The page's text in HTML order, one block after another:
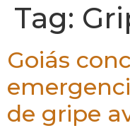
Tag:
Goiás
de gripe